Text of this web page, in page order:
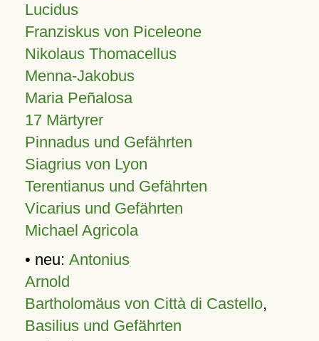
Lucidus
Franziskus von Piceleone
Nikolaus Thomacellus
Menna-Jakobus
Maria Peñalosa
17 Märtyrer
Pinnadus und Gefährten
Siagrius von Lyon
Terentianus und Gefährten
Vicarius und Gefährten
Michael Agricola
• neu: Antonius
Arnold
Bartholomäus von Città di Castello,
Basilius und Gefährten